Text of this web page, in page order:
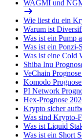
WAGMI und
Wie liest du ein
Warum ist
Was ist ein Pump
Was ist ein Ponzi-
Was ist eine Cold
Shiba Inu
VeChain
Komodo
PI Network
Hex-Prognose
Krypto sicher
Was sind Krypto-
Was ist Liquid
Was ist ein Short